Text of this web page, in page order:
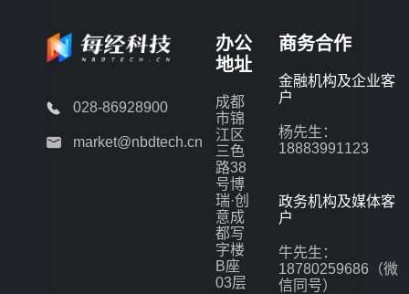
028-86928900
market@nbdtech.cn
办公
地址
成都
市锦
江区
三色
路38
号博
瑞·创
意成
都写
字楼
B座
03层
商务合作
金融机构及企业客
户
杨先生：
18883991123
政务机构及媒体客
户
牛先生：
18780259686（微
信同号）